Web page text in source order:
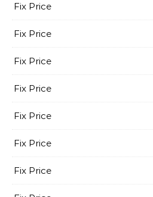
Fix Price
Fix Price
Fix Price
Fix Price
Fix Price
Fix Price
Fix Price